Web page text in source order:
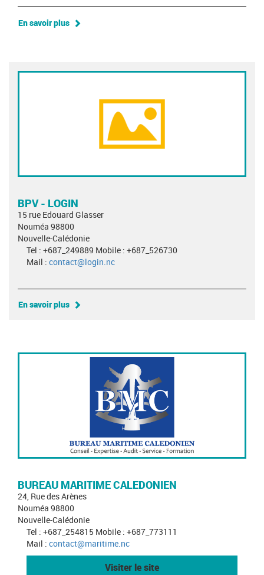
En savoir plus
BPV - LOGIN
15 rue Edouard Glasser
Nouméa 98800
Nouvelle-Calédonie
Tel : +687_249889 Mobile : +687_526730
Mail : contact@login.nc
En savoir plus
BUREAU MARITIME CALEDONIEN
24, Rue des Arènes
Nouméa 98800
Nouvelle-Calédonie
Tel : +687_254815 Mobile : +687_773111
Mail : contact@maritime.nc
Visiter le site